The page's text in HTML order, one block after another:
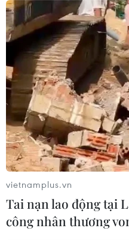
vietnamplus.vn
Tai nạn lao động tại
công nhân thương